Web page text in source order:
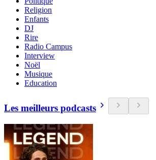
Religion
Enfants
DJ
Rire
Radio Campus
Interview
Noël
Musique
Education
Les meilleurs podcasts